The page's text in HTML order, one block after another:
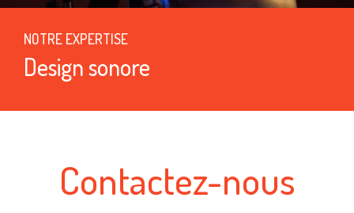
NOTRE EXPERTISE
Design sonore
Contactez-nous